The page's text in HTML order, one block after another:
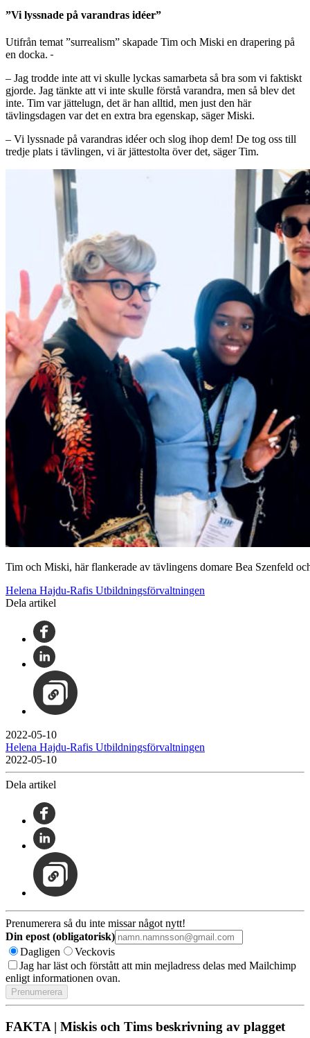
”Vi lyssnade på varandras idéer”
Utifrån temat ”surrealism” skapade Tim och Miski en drapering på
en docka.
– Jag trodde inte att vi skulle lyckas samarbeta så bra som vi faktiskt
gjorde. Jag tänkte att vi inte skulle förstå varandra, men så blev det
inte. Tim var jättelugn, det är han alltid, men just den här
tävlingsdagen var det en extra bra egenskap, säger Miski.
– Vi lyssnade på varandras idéer och slog ihop dem! De tog oss till
tredje plats i tävlingen, vi är jättestolta över det, säger Tim.
Tim och Miski, här flankerade av tävlingens domare Bea Szenfeld
Helena Hajdu-Rafis Utbildningsförvaltningen
Dela artikel
2022-05-10
Helena Hajdu-Rafis Utbildningsförvaltningen
2022-05-10
Dela artikel
Prenumerera så du inte missar något nytt!
Din epost (obligatorisk)
Dagligen
Veckovis
Jag har läst och förstått att min mejladress delas med Mailchimp
enligt informationen ovan.
FAKTA | Miskis och Tims beskrivning av plagget